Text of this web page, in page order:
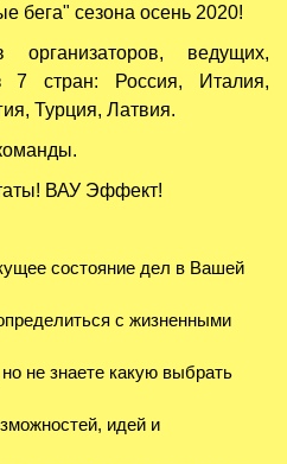
бега" сезона осень 2020!
организаторов, ведущих,
7 стран: Россия, Италия,
Турция, Латвия.
ВАУ Эффект!
состояние дел в Вашей
с жизненными
не знаете какую выбрать
идей и